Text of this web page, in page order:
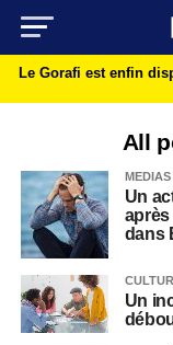
Le Gorafi est enfin
All
MEDIAS
Un
après
dans
Un